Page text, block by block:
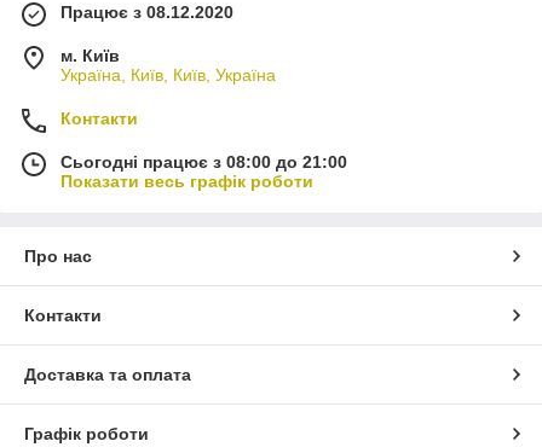
Працює з 08.12.2020
м. Київ
Україна, Київ, Київ, Україна
Контакти
Сьогодні працює з 08:00 до 21:00
Показати весь графік роботи
Про нас
Контакти
Доставка та оплата
Графік роботи